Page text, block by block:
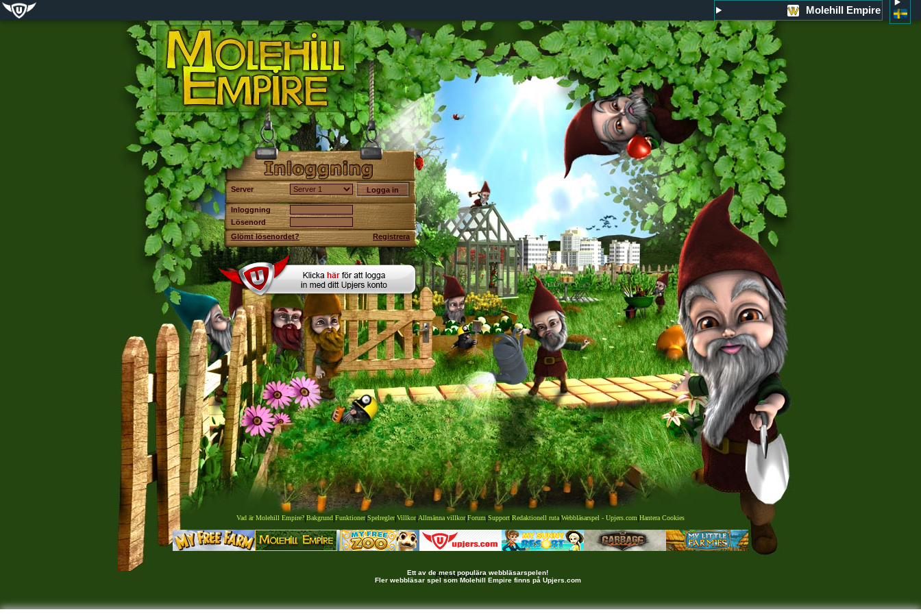
Ett av de mest populära webbläsarspelen!
Fler webbläsar spel som Molehill Empire finns på Upjers.com
Server
Inloggning
Lösenord
Glömt lösenordet?
Registrera
Få reda på mer
Vad är Molehill Empire?|Bakgrund|Funktioner|Spelregler|Villkor|Allmänna villkor|Forum|Support|Redaktionell ruta|Webbläsarspel - Upjers.com|Hantera Cookies
Molehill Empire